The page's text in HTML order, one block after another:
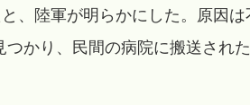
、陸軍が明らかにした。原因
かり、民間の病院に搬送され